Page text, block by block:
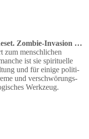
Zombie-Invasion …
zum mensch­lichen
ist sie spiri­tuelle
und für einige politi­
und verschwö­rungs­
Werkzeug.